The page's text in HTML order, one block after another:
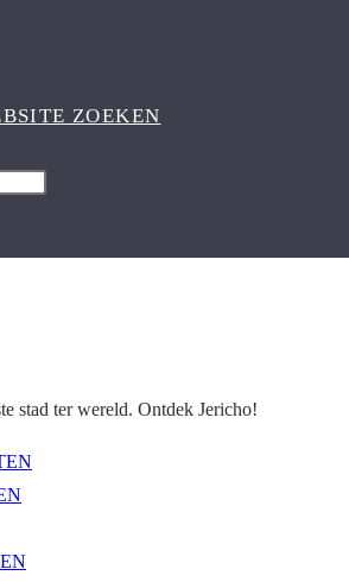
ZOEKEN
stad ter wereld. Ontdek Jericho!